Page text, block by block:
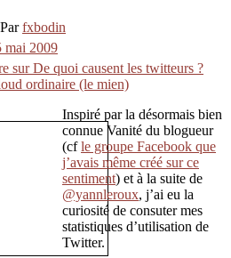
Parfxbodin
mai 2009
sur De quoi causent les twitteurs ?
ordinaire (le mien)
Inspiré par la désormais bien
connue Vanité du blogueur
(cfle groupe Facebook que
j’avais même créé sur ce
sentiment) et à la suite de
@yannleroux, j’ai eu la
curiosité de consuter mes
statistiques d’utilisation de
Twitter.